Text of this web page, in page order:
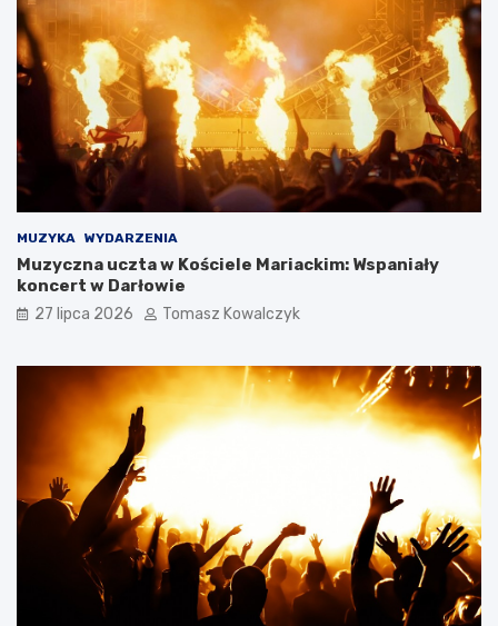
MUZYKA WYDARZENIA
Muzyczna uczta w Kościele Mariackim: Wspaniały
koncert w Darłowie
27 lipca 2026 Tomasz Kowalczyk